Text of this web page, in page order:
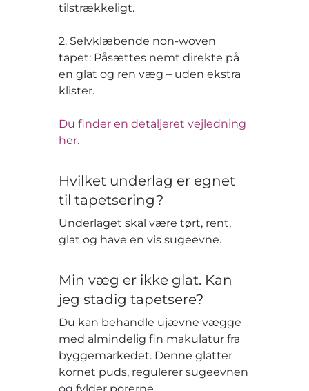
tilstrækkeligt.
2. Selvklæbende non-woven
tapet: Påsættes nemt direkte på
en glat og ren væg – uden ekstra
klister.
Du finder en detaljeret vejledning
her.
Hvilket underlag er egnet
til tapetsering?
Underlaget skal være tørt, rent,
glat og have en vis sugeevne.
Min væg er ikke glat. Kan
jeg stadig tapetsere?
Du kan behandle ujævne vægge
med almindelig fin makulatur fra
byggemarkedet. Denne glatter
kornet puds, regulerer sugeevnen